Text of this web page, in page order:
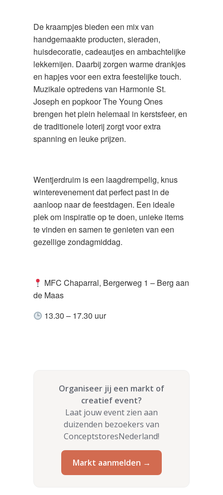
De kraampjes bieden een mix van
handgemaakte producten, sieraden,
huisdecoratie, cadeautjes en ambachtelijke
lekkernijen. Daarbij zorgen warme drankjes
en hapjes voor een extra feestelijke touch.
Muzikale optredens van Harmonie St.
Joseph en popkoor The Young Ones
brengen het plein helemaal in kerstsfeer, en
de traditionele loterij zorgt voor extra
spanning en leuke prijzen.
Wentjerdruim is een laagdrempelig, knus
winterevenement dat perfect past in de
aanloop naar de feestdagen. Een ideale
plek om inspiratie op te doen, unieke items
te vinden en samen te genieten van een
gezellige zondagmiddag.
MFC Chaparral, Bergerweg 1 – Berg aan
de Maas
13.30 – 17.30 uur
Organiseer jij een markt of
creatief event?
Laat jouw event zien aan
duizenden bezoekers van
ConceptstoresNederland!
Markt aanmelden →